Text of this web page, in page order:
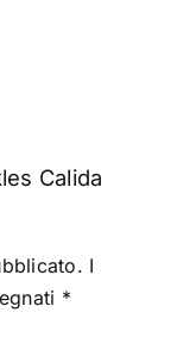
Calida
I
*